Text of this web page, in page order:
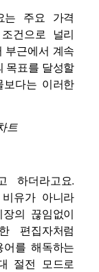
는 주요 가격
건으로 널리
부근에서 계속
목표를 달성할
다는 이러한
트
하더라고요.
유가 아니라
의 끊임없이
편집자처럼
를 해독하는
절전 모드로